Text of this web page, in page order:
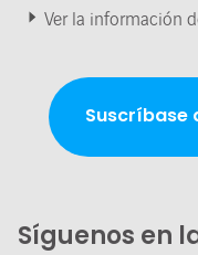
Ver la información
Suscríbase
Síguenos en